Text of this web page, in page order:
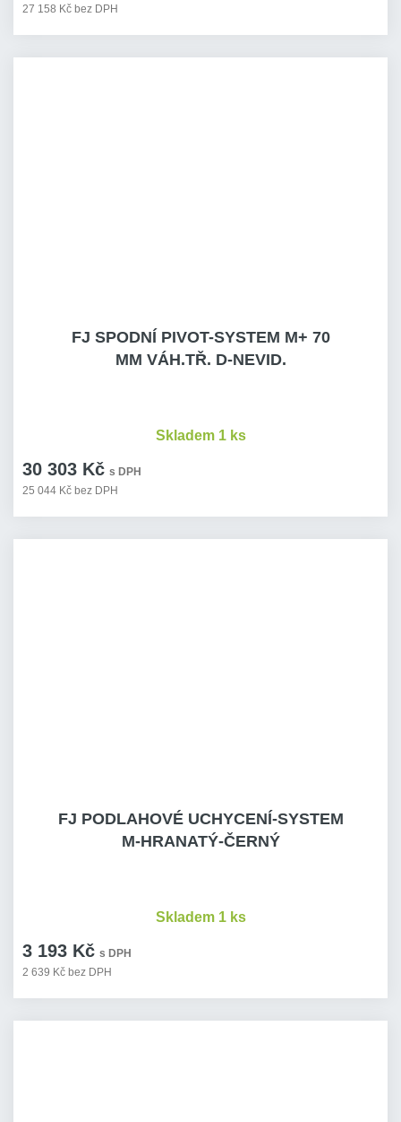
27 158 Kč bez DPH
FJ SPODNÍ PIVOT-SYSTEM M+ 70
MM VÁH.TŘ. D-NEVID.
30 303 Kč s DPH
25 044 Kč bez DPH
Skladem 1 ks
FJ PODLAHOVÉ UCHYCENÍ-SYSTEM
M-HRANATÝ-ČERNÝ
3 193 Kč s DPH
2 639 Kč bez DPH
Skladem 1 ks